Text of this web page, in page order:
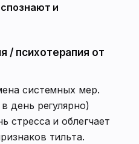
и
/ психотерапия от
системных мер.
день регулярно)
стресса и облегчает
тильта.